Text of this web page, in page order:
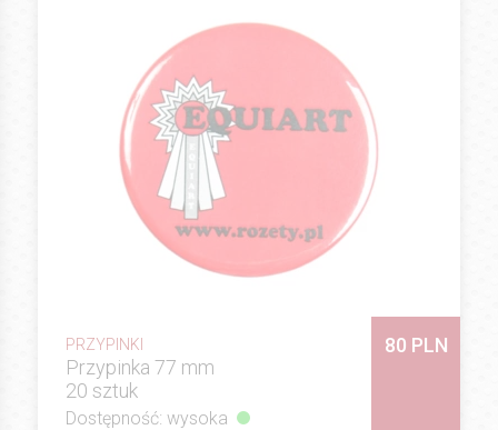
PRZYPINKI
Przypinka 77 mm
20 sztuk
80 PLN
Dostępność: wysoka